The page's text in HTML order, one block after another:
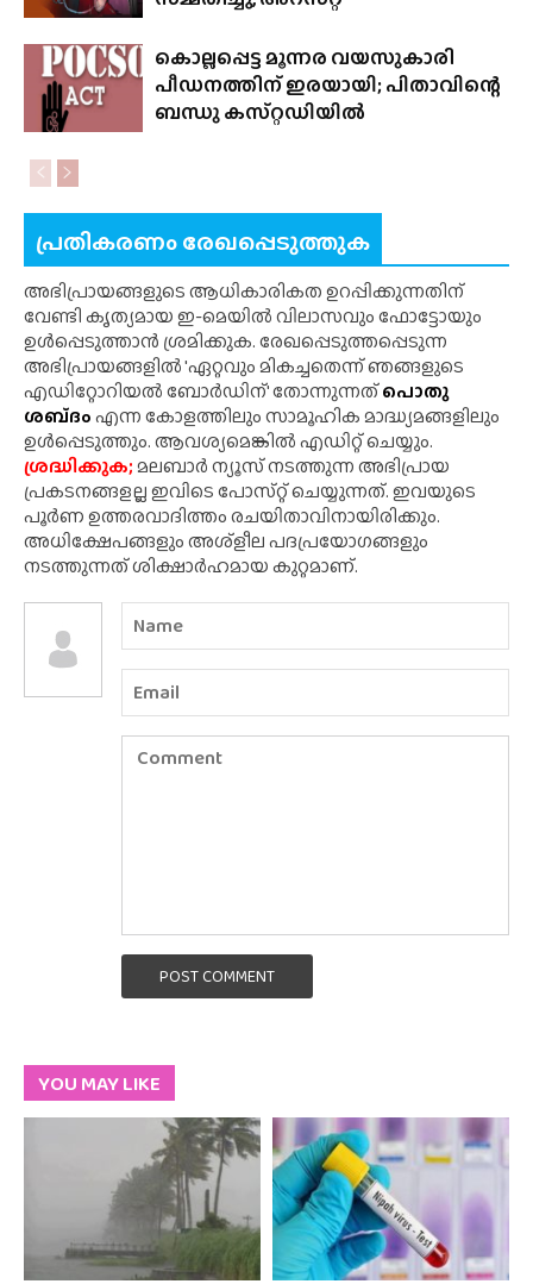
കൊല്ലപ്പെട്ട മൂന്നര വയസുകാരി
പീഡനത്തിന് ഇരയായി; പിതാവിന്റെ
ബന്ധു കസ്‌റ്റഡിയിൽ
പ്രതികരണം രേഖപ്പെടുത്തുക
അഭിപ്രായങ്ങളുടെ ആധികാരികത ഉറപ്പിക്കുന്നതിന്
വേണ്ടി കൃത്യമായ ഇ-മെയിൽ വിലാസവും ഫോട്ടോയും
ഉൾപ്പെടുത്താൻ ശ്രമിക്കുക. രേഖപ്പെടുത്തപ്പെടുന്ന
അഭിപ്രായങ്ങളിൽ 'ഏറ്റവും മികച്ചതെന്ന് ഞങ്ങളുടെ
എഡിറ്റോറിയൽ ബോർഡിന്' തോന്നുന്നത്പൊതു
ശബ്‌ദംഎന്ന കോളത്തിലും സാമൂഹിക മാദ്ധ്യമങ്ങളിലും
ഉൾപ്പെടുത്തും. ആവശ്യമെങ്കിൽ എഡിറ്റ് ചെയ്യും.
ശ്രദ്ധിക്കുക;മലബാർ ന്യൂസ് നടത്തുന്ന അഭിപ്രായ
പ്രകടനങ്ങളല്ല ഇവിടെ പോസ്‌റ്റ് ചെയ്യുന്നത്. ഇവയുടെ
പൂർണ ഉത്തരവാദിത്തം രചയിതാവിനായിരിക്കും.
അധിക്ഷേപങ്ങളും അശ്‌ളീല പദപ്രയോഗങ്ങളും
നടത്തുന്നത് ശിക്ഷാർഹമായ കുറ്റമാണ്.
POST COMMENT
YOU MAY LIKE